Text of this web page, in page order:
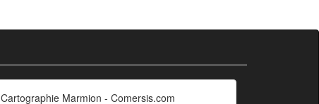
Cartographie Marmion - Comersis.com